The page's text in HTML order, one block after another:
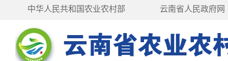
中华人民共和国农业农村部 云南省人民政府网